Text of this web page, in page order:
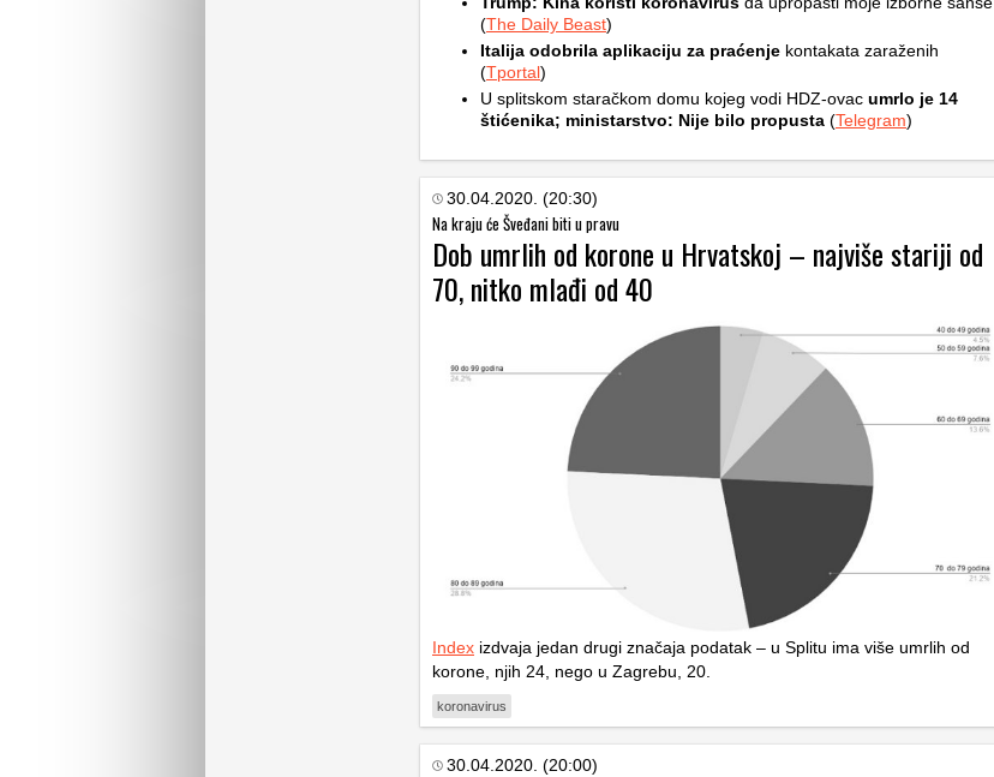
(The Daily Beast)
Italija odobrila aplikaciju za praćenje kontakata zaraženih
(Tportal)
U splitskom staračkom domu kojeg vodi HDZ-ovac umrlo je 14
štićenika; ministarstvo: Nije bilo propusta (Telegram)
30.04.2020. (20:30)
Na kraju će Šveđani biti u pravu
Dob umrlih od korone u Hrvatskoj – najviše stariji od
70, nitko mlađi od 40
Index izdvaja jedan drugi značaja podatak – u Splitu ima više umrlih od
korone, njih 24, nego u Zagrebu, 20.
koronavirus
30.04.2020. (20:00)